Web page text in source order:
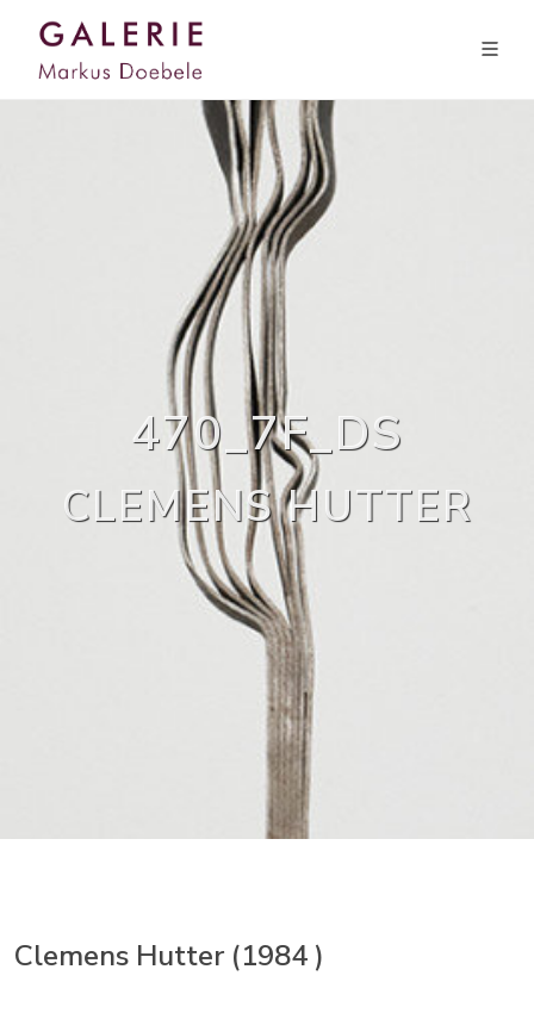
470_7F_DS
CLEMENS HUTTER
Clemens Hutter (1984 )